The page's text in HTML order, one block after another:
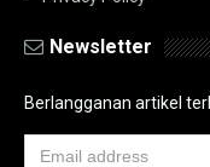
Newsletter
Berlangganan artikel